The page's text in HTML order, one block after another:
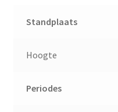
Standplaats
Hoogte
Periodes